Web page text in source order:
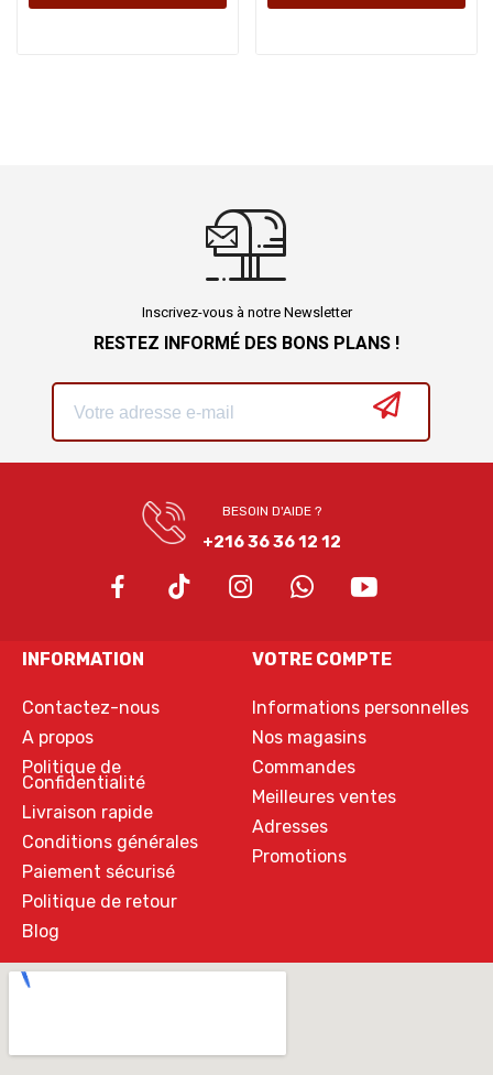
Inscrivez-vous à notre Newsletter
RESTEZ INFORMÉ DES BONS PLANS !
BESOIN D'AIDE ?
+216 36 36 12 12
INFORMATION
Contactez-nous
A propos
Politique de
Confidentialité
Livraison rapide
Conditions générales
Paiement sécurisé
Politique de retour
Blog
VOTRE COMPTE
Informations personnelles
Nos magasins
Commandes
Meilleures ventes
Adresses
Promotions